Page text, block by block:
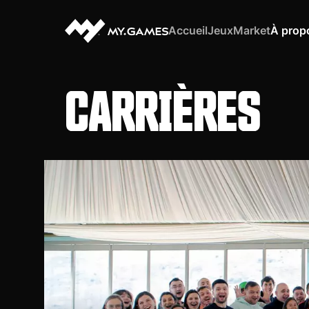
AccueilJeuxMarketÀ
CARRIÈRES